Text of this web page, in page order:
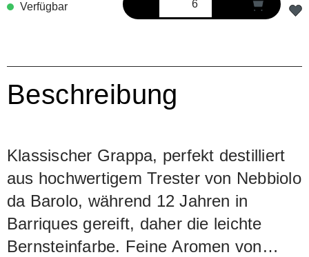
Verfügbar
Beschreibung
Klassischer Grappa, perfekt destilliert
aus hochwertigem Trester von Nebbiolo
da Barolo, während 12 Jahren in
Barriques gereift, daher die leichte
Bernsteinfarbe. Feine Aromen von